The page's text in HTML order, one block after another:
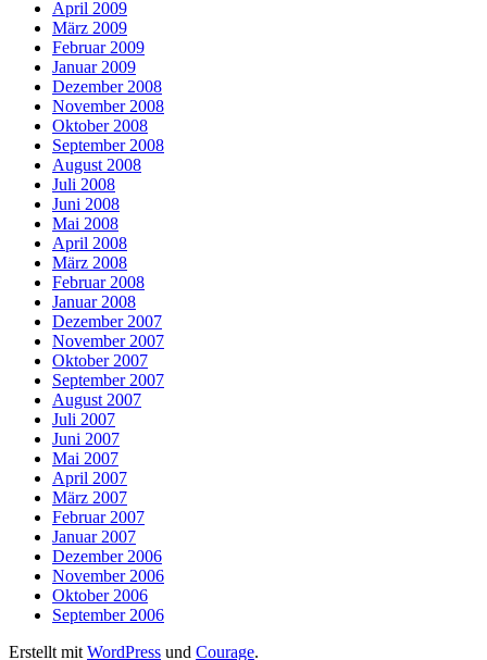
April 2009
März 2009
Februar 2009
Januar 2009
Dezember 2008
November 2008
Oktober 2008
September 2008
August 2008
Juli 2008
Juni 2008
Mai 2008
April 2008
März 2008
Februar 2008
Januar 2008
Dezember 2007
November 2007
Oktober 2007
September 2007
August 2007
Juli 2007
Juni 2007
Mai 2007
April 2007
März 2007
Februar 2007
Januar 2007
Dezember 2006
November 2006
Oktober 2006
September 2006
Erstellt mit WordPress und Courage.